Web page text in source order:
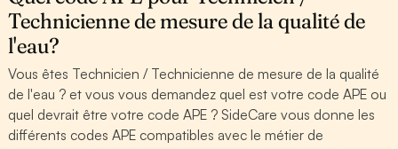
Technicienne de mesure de la qualité de
l'eau?
Vous êtes Technicien / Technicienne de mesure de la qualité
de l'eau ? et vous vous demandez quel est votre code APE ou
quel devrait être votre code APE ? SideCare vous donne les
différents codes APE compatibles avec le métier de